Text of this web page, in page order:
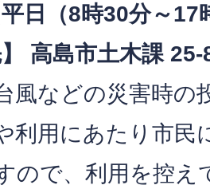
平日（8時30分～
高島市土木課 25-
風などの災害時の
利用にあたり市民
ので、利用を控え